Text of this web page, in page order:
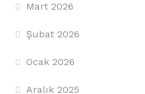
Mart 2026
Şubat 2026
Ocak 2026
Aralık 2025